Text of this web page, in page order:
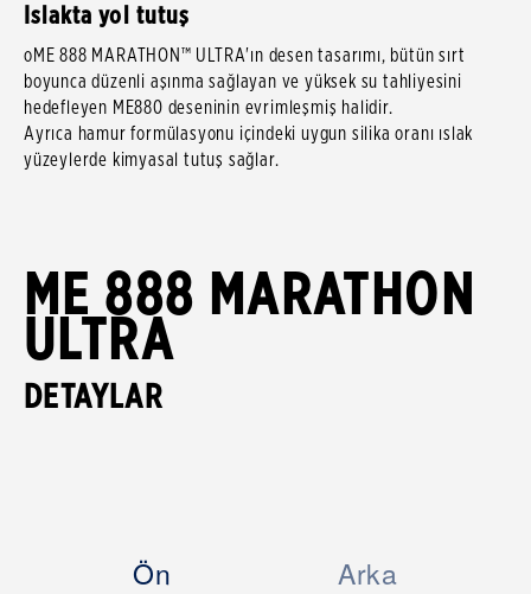
Islakta yol tutuş
oME 888 MARATHON™ ULTRA'ın desen tasarımı, bütün sırt
boyunca düzenli aşınma sağlayan ve yüksek su tahliyesini
hedefleyen ME880 deseninin evrimleşmiş halidir.
Ayrıca hamur formülasyonu içindeki uygun silika oranı ıslak
yüzeylerde kimyasal tutuş sağlar.
ME 888 MARATHON
ULTRA
DETAYLAR
Ön Arka